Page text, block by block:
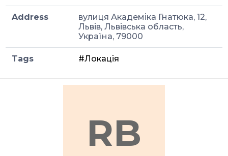
Address
вулиця Академіка Гнатюка, 12,
Львів, Львівська область,
Україна, 79000
Tags #Локація
RB